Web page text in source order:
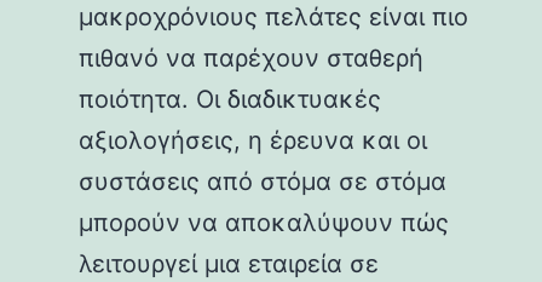
μακροχρόνιους πελάτες είναι πιο
πιθανό να παρέχουν σταθερή
ποιότητα. Οι διαδικτυακές
αξιολογήσεις, η έρευνα και οι
συστάσεις από στόμα σε στόμα
μπορούν να αποκαλύψουν πώς
λειτουργεί μια εταιρεία σε